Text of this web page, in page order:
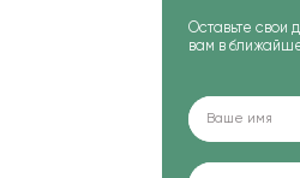
Оставьте свои
вам в